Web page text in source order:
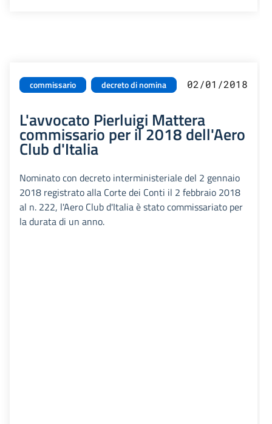
commissario decreto di nomina 02/01/2018
L'avvocato Pierluigi Mattera
commissario per il 2018 dell'Aero
Club d'Italia
Nominato con decreto interministeriale del 2 gennaio
2018 registrato alla Corte dei Conti il 2 febbraio 2018
al n. 222, l'Aero Club d'Italia è stato commissariato per
la durata di un anno.